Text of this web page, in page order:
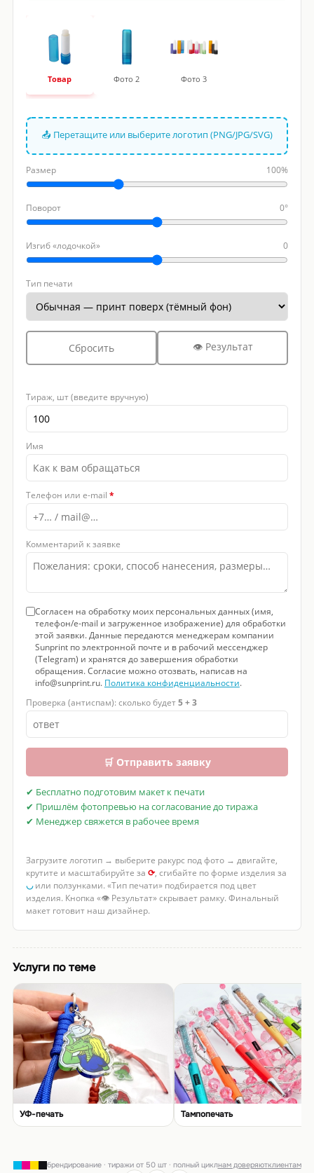
Товар Фото 2 Фото 3
📤 Перетащите или выберите логотип (PNG/JPG/SVG)
Размер 100%
Поворот 0°
Изгиб «лодочкой» 0
Тип печати
Сбросить 👁 Результат
Тираж, шт (введите вручную)
Имя
Телефон или e-mail *
Комментарий к заявке
Согласен на обработку моих персональных данных (имя,
телефон/e-mail и загруженное изображение) для обработки
этой заявки. Данные передаются менеджерам компании
Sunprint по электронной почте и в рабочий мессенджер
(Telegram) и хранятся до завершения обработки
обращения. Согласие можно отозвать, написав на
info@sunprint.ru. Политика конфиденциальности.
Проверка (антиспам): сколько будет5 + 3
🛒 Отправить заявку
✔ Бесплатно подготовим макет к печати
✔ Пришлём фотопревью на согласование до тиража
✔ Менеджер свяжется в рабочее время
Загрузите логотип → выберите ракурс под фото → двигайте,
крутите и масштабируйте за ⟳, сгибайте по форме изделия за
◡или ползунками. «Тип печати» подбирается под цвет
изделия. Кнопка «👁 Результат» скрывает рамку. Финальный
макет готовит наш дизайнер.
Услуги по теме
УФ-печать Тампопечать
брендирование · тиражи от 50 шт · полный циклнам доверяютклиентам